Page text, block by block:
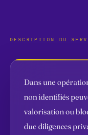
DESCRIPTION DU
Dans une
non identifiés
valorisation ou
due diligences